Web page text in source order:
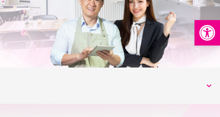
บริการทางการเงิน
อื่นๆ
ติดต่อเรา
บริการออนไลน์